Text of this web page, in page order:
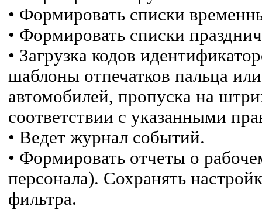
• Формировать списки
• Формировать списки
• Загрузка кодов
шаблоны отпечатков пальца
автомобилей, пропуска на
соответствии с указанными
• Ведет журнал событий.
• Формировать отчеты о
персонала). Сохранять
фильтра.